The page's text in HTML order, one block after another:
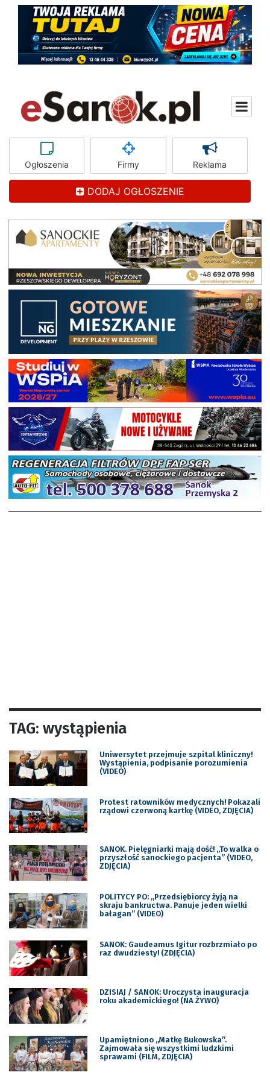
Ogłoszenia Firmy Reklama
DODAJ OGŁOSZENIE
TAG: wystąpienia
Uniwersytet przejmuje szpital kliniczny!
Wystąpienia, podpisanie porozumienia
(VIDEO)
Protest ratowników medycznych! Pokazali
rządowi czerwoną kartkę (VIDEO, ZDJĘCIA)
SANOK. Pielęgniarki mają dość! „To walka o
przyszłość sanockiego pacjenta” (VIDEO,
ZDJĘCIA)
POLITYCY PO: „Przedsiębiorcy żyją na
skraju bankructwa. Panuje jeden wielki
bałagan” (VIDEO)
SANOK: Gaudeamus Igitur rozbrzmiało po
raz dwudziesty! (ZDJĘCIA)
DZISIAJ / SANOK: Uroczysta inauguracja
roku akademickiego! (NA ŻYWO)
Upamiętniono „Matkę Bukowska”.
Zajmowała się wszystkimi ludzkimi
sprawami (FILM, ZDJĘCIA)